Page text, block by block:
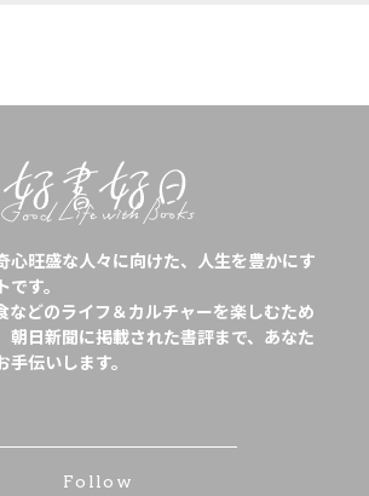
心旺盛な人々に向けた、人生を豊かにす
す。
などのライフ＆カルチャーを楽しむため
朝日新聞に掲載された書評まで、あなた
伝いします。
Follow